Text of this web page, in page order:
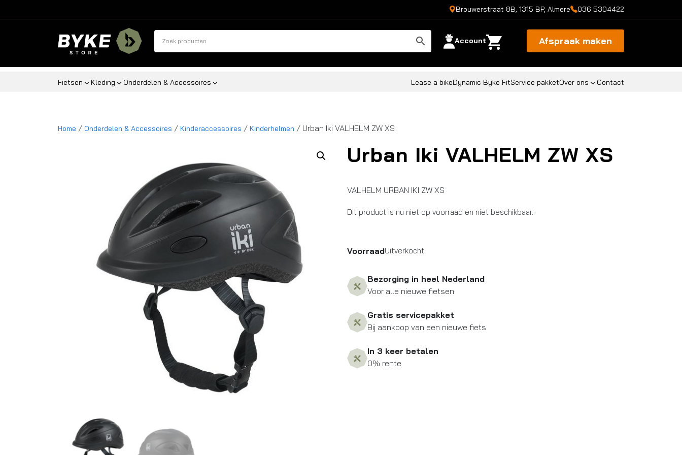
Brouwerstraat 8B, 1315 BP, Almere 036 5304422
Account Afspraak maken
Fietsen Kleding Onderdelen & Accessoires Lease a bikeDynamic Byke FitService pakketOver ons Contact
Home / Onderdelen & Accessoires / Kinderaccessoires / Kinderhelmen / Urban Iki VALHELM ZW XS
Urban Iki VALHELM ZW XS
VALHELM URBAN IKI ZW XS
Dit product is nu niet op voorraad en niet beschikbaar.
VoorraadUitverkocht
Bezorging in heel Nederland
Voor alle nieuwe fietsen
Gratis servicepakket
Bij aankoop van een nieuwe fiets
In 3 keer betalen
0% rente